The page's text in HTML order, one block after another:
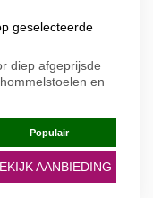
geselecteerde
diep afgeprijsde
en
Populair
AANBIEDING